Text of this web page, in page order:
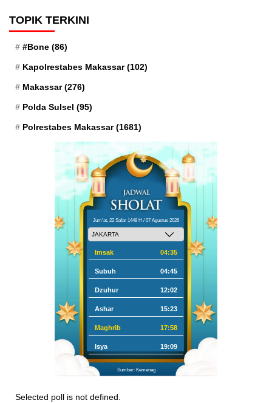
TOPIK TERKINI
#Bone (86)
Kapolrestabes Makassar(102)
Makassar(276)
Polda Sulsel (95)
Polrestabes Makassar(1681)
Jum'at, 22 Safar 1448 H / 07 Agustus 2026
Imsak 04:35
Subuh 04:45
Dzuhur 12:02
Ashar 15:23
Maghrib 17:58
Isya 19:09
Sumber: Kemenag
Selected poll is not defined.